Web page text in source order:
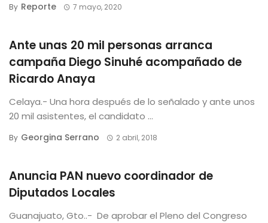
By Reporte 7 mayo, 2020
Ante unas 20 mil personas arranca
campaña Diego Sinuhé acompañado de
Ricardo Anaya
Celaya.- Una hora después de lo señalado y ante unos
20 mil asistentes, el candidato ...
By Georgina Serrano 2 abril, 2018
Anuncia PAN nuevo coordinador de
Diputados Locales
Guanajuato, Gto..- De aprobar el Pleno del Congreso